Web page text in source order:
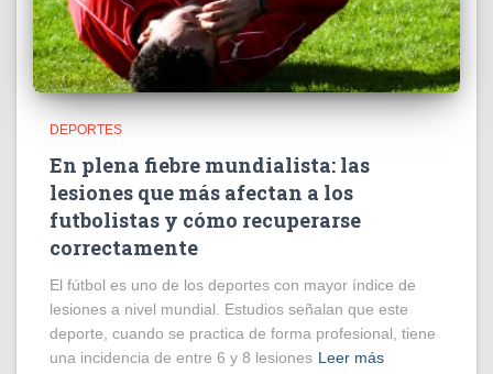
DEPORTES
En plena fiebre mundialista: las
lesiones que más afectan a los
futbolistas y cómo recuperarse
correctamente
El fútbol es uno de los deportes con mayor índice de
lesiones a nivel mundial. Estudios señalan que este
deporte, cuando se practica de forma profesional, tiene
una incidencia de entre 6 y 8 lesiones Leer más